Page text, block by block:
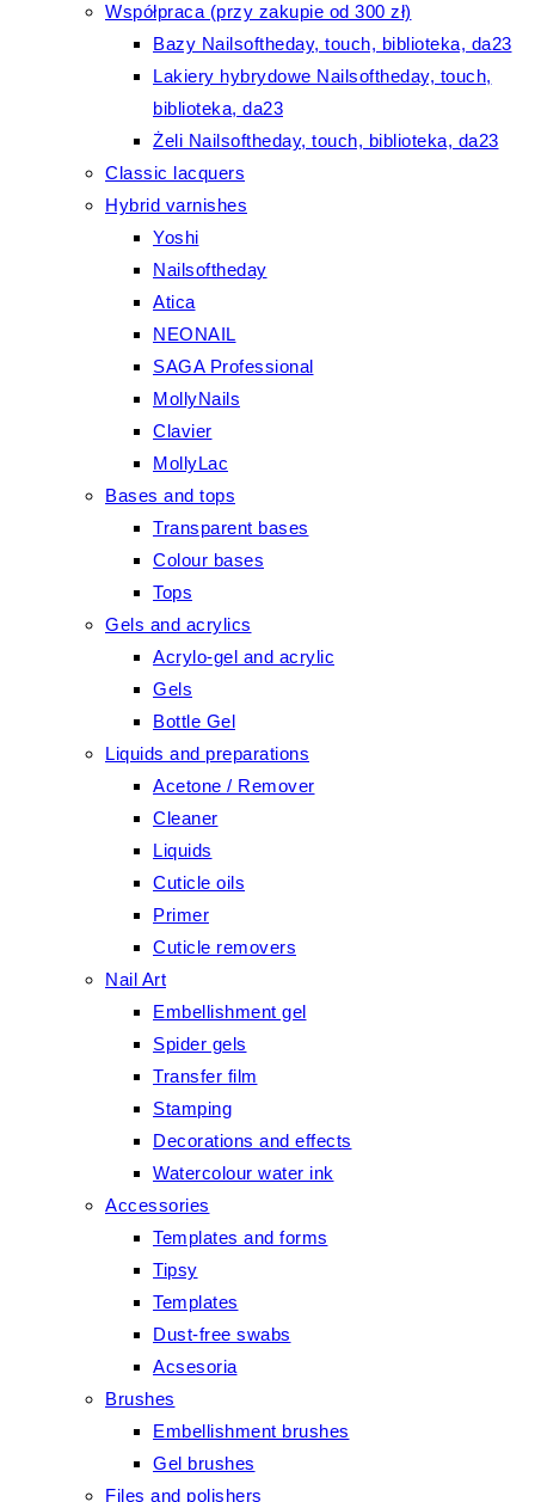
Współpraca (przy zakupie od 300 zł)
Bazy Nailsoftheday, touch, biblioteka, da23
Lakiery hybrydowe Nailsoftheday, touch,
biblioteka, da23
Żeli Nailsoftheday, touch, biblioteka, da23
Classic lacquers
Hybrid varnishes
Yoshi
Nailsoftheday
Atica
NEONAIL
SAGA Professional
MollyNails
Clavier
MollyLac
Bases and tops
Transparent bases
Colour bases
Tops
Gels and acrylics
Acrylo-gel and acrylic
Gels
Bottle Gel
Liquids and preparations
Acetone / Remover
Cleaner
Liquids
Cuticle oils
Primer
Cuticle removers
Nail Art
Embellishment gel
Spider gels
Transfer film
Stamping
Decorations and effects
Watercolour water ink
Accessories
Templates and forms
Tipsy
Templates
Dust-free swabs
Acsesoria
Brushes
Embellishment brushes
Gel brushes
Files and polishers